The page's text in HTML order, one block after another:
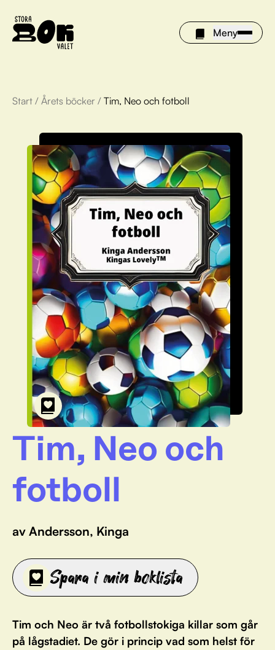
Meny
Årets böcker
Om Stora bokvalet
Olivia tipsar
Vinnare
FAQ
För bibliotek
Start / Årets böcker / Tim, Neo och fotboll
Tim, Neo och
fotboll
av Andersson, Kinga
Spara i min boklista
Tim och Neo är två fotbollstokiga killar som går
på lågstadiet. De gör i princip vad som helst för